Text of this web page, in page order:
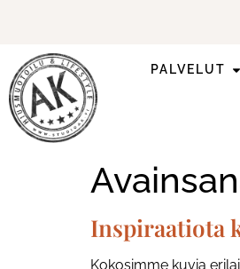
PALVELUT
Inspiraatiota
Kokosimme kuvia